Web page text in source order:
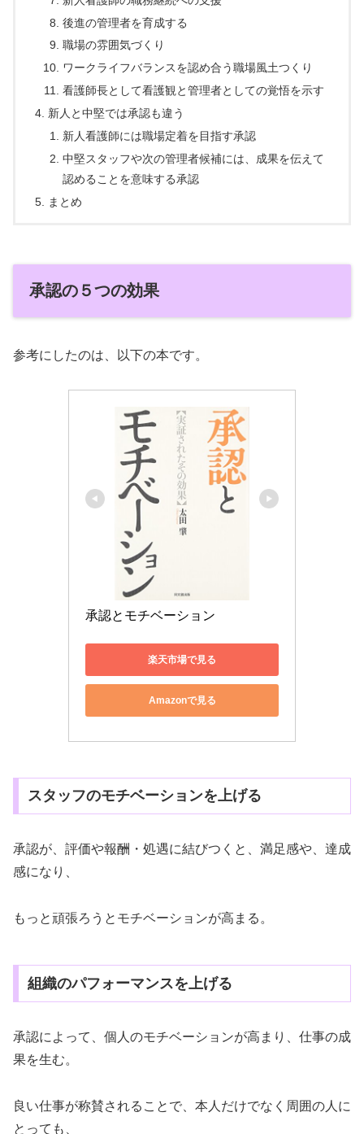
後進の管理者を育成する
職場の雰囲気づくり
ワークライフバランスを認め合う職場風土つくり
看護師長として看護観と管理者としての覚悟を示す
新人と中堅では承認も違う
新人看護師には職場定着を目指す承認
中堅スタッフや次の管理者候補には、成果を伝えて
認めることを意味する承認
まとめ
承認の５つの効果
参考にしたのは、以下の本です。
承認とモチベーション
楽天市場で見る
Amazonで見る
スタッフのモチベーションを上げる
承認が、評価や報酬・処遇に結びつくと、満足感や、達成
感になり、
もっと頑張ろうとモチベーションが高まる。
組織のパフォーマンスを上げる
承認によって、個人のモチベーションが高まり、仕事の成
果を生む。
良い仕事が称賛されることで、本人だけでなく周囲の人に
とっても、